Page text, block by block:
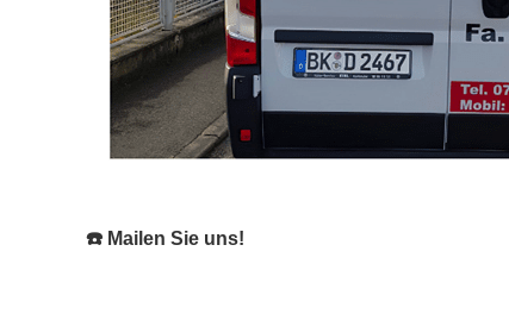
☎️ Mailen Sie uns!